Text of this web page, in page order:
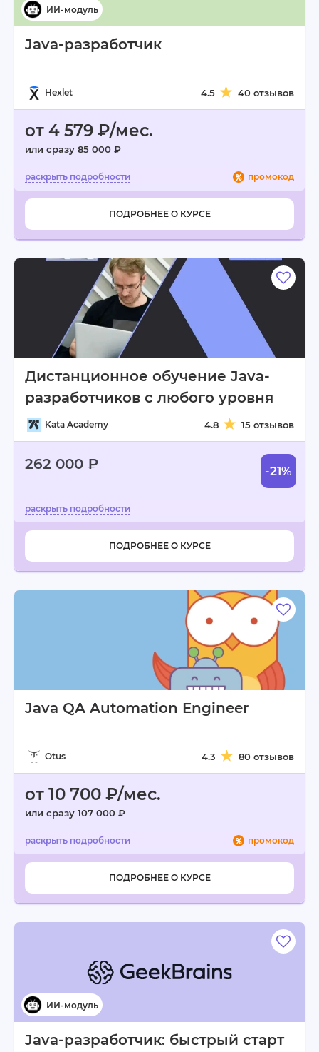
Java-разработчик
Hexlet 4.5 40 отзывов
от 4 579 ₽/мес.
или сразу 85 000 ₽
промокод
ПОДРОБНЕЕ О КУРСЕ
Дистанционное обучение Java-
разработчиков с любого уровня
Kata Academy 4.8 15 отзывов
262 000 ₽ -21%
ПОДРОБНЕЕ О КУРСЕ
Java QA Automation Engineer
Otus 4.3 80 отзывов
от 10 700 ₽/мес.
или сразу 107 000 ₽
промокод
ПОДРОБНЕЕ О КУРСЕ
Java-разработчик: быстрый старт